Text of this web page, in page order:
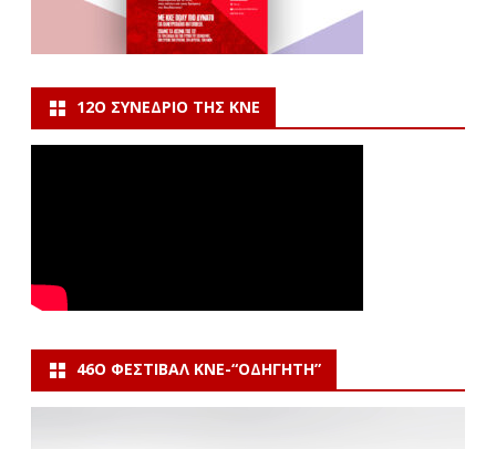
12Ο ΣΥΝΈΔΡΙΟ ΤΗΣ ΚΝΕ
46Ο ΦΕΣΤΙΒΆΛ ΚΝΕ-“ΟΔΗΓΗΤΗ”
Πρόγραμμα